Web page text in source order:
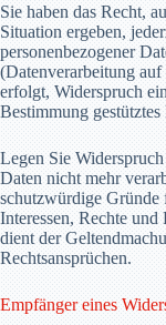
Sie haben das Recht,
Situation ergeben,
personenbezogener
(Datenverarbeitung
erfolgt, Widerspruch
Bestimmung
Legen Sie
Daten nicht mehr
schutzwürdige Gründe
Interessen, Rechte
dient der
Rechtsansprüchen.
Empfänger eines